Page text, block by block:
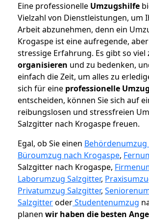
Eine professionelle Umzugshilfe
Vielzahl von Dienstleistungen, um
Arbeit abzunehmen, denn ein
Krogaspe ist eine aufregende,
stressige Erfahrung. Es gibt so viel
organisieren und zu bedenken,
einfach die Zeit, um alles zu
sich für eine professionelle
entscheiden, können Sie sich auf
reibungslosen und stressfreien
Salzgitter nach Krogaspe freuen.
Egal, ob Sie einen Behördenumzug
Büroumzug nach Krogaspe,
Salzgitter nach Krogaspe,
Laborumzug Salzgitter,
Privatumzug Salzgitter,
SalzgitteroderStudentenumzug
planen wir haben die besten